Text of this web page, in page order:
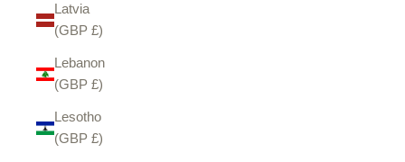
Latvia
(GBP £)
Lebanon
(GBP £)
Lesotho
(GBP £)